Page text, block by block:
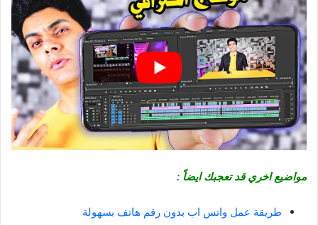
مواضيع اخري قد تعجبك ايضاً :
طريقة عمل واتس اب بدون رقم هاتف بسهولة